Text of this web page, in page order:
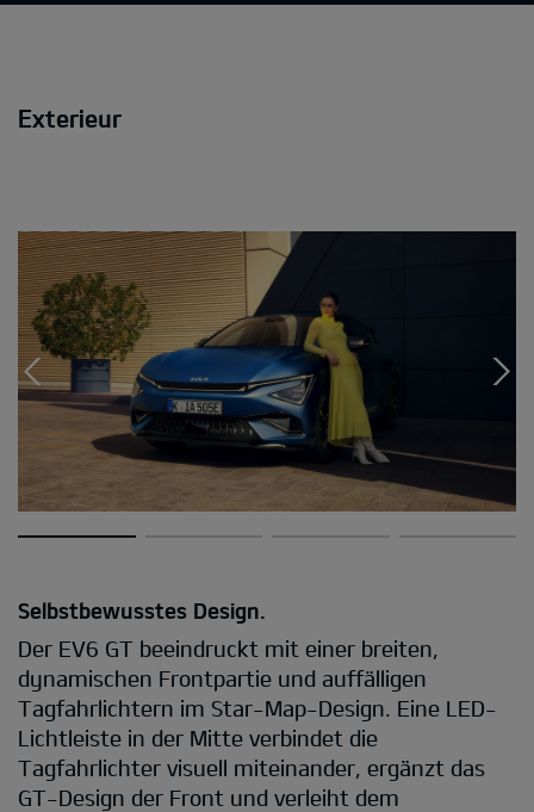
Exterieur
Selbstbewusstes Design.
Der EV6 GT beeindruckt mit einer breiten,
dynamischen Frontpartie und auffälligen
Tagfahrlichtern im Star-Map-Design. Eine LED-
Lichtleiste in der Mitte verbindet die
Tagfahrlichter visuell miteinander, ergänzt das
GT-Design der Front und verleiht dem